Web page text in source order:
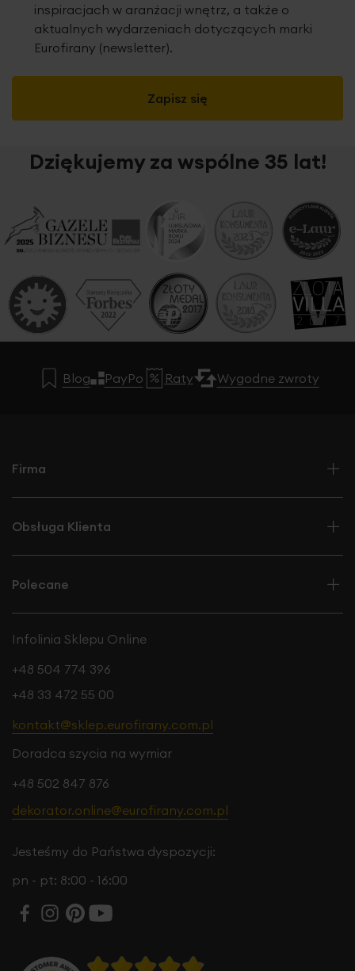
Zapisz się
inspiracjach w aranżacji wnętrz, a także o
aktualnych wydarzeniach dotyczących marki
Eurofirany (newsletter).
Dziękujemy za wspólne 35 lat!
Blog PayPo Raty Wygodne zwroty
Firma
Obsługa Klienta
Polecane
Infolinia Sklepu Online
+48 504 774 396
+48 33 472 55 00
kontakt@sklep.eurofirany.com.pl
Doradca szycia na wymiar
+48 502 847 876
dekorator.online@eurofirany.com.pl
Jesteśmy do Państwa dyspozycji:
pn - pt: 8:00 - 16:00